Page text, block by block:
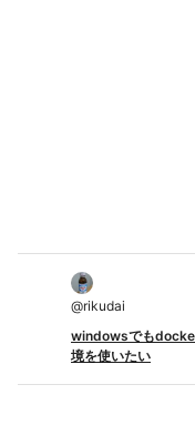
@rikudai
windowsでも
境を使いたい